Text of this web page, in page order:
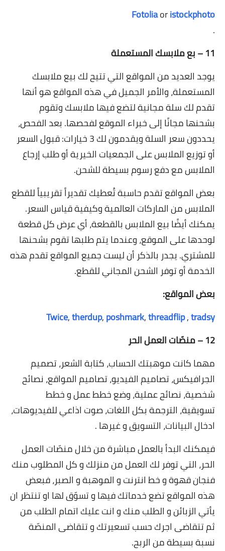
Fotoliaoristockphoto
.
11 – بع ملابسك المستعملة
يوجد العديد من المواقع التي تتيح لك بيع ملابسك
المستعملة، والأمر الجميل في هذه المواقع هو أنها
تقدم لك سلة مجانية لتضع فيها ملابسك وتقوم
بشحنها مجانًا إلى خبراء الموقع لفحصها. بعد الفحص،
يحددون سعر السلة ويقدمون لك 3 خيارات: قبول السعر
أو توزيع الملابس على الجمعيات الخيرية أو طلب إرجاع
الملابس مع دفع رسوم بسيطة للشحن.
بعض المواقع تقدم حاسبة تُعطيك تقديراً تقريبياً للقطع
الملابس من الماركات العالمية وكيفية قياس السعر.
يمكنك أيضًا بيع الملابس بالقطعة، أي عرض كل قطعة
لوحدها على الموقع، وعندما يتم طلبها تقوم بشحنها
للمشتري. يجدر بالذكر أن ليست جميع المواقع تقدم هذه
الخدمة أو توفر الشحن المجاني للقطع.
بعض المواقع:
Twice,therdup,poshmark,threadflip,tradsy
12 – منصّات العمل الحر
مهما كانت موهبتك الحساب، كتابة الشعر، تصميم
الجرافيكس، تصاميم الفيديو، تصاميم المواقع، نصائح
شخصية، نصائح عملية، وضع خطط عمل و خطط
تسويقية، الترجمة بكل اللغات، صوت اذاعي للفيديوهات،
ادخال البيانات، التسويق و غيرها .
فيمكنك البدأ بالعمل مباشرة من خلال منصّات العمل
الحر، التي توفر لك العمل من منزلك و كل المطلوب منك
فنجان قهوة و خط انترنت و الموهبة و الصبر، فبعض
هذه المواقع تضع خدماتك فيها و تسوّق لها او تنتظر ان
يأتي الزبائن و الطلب منك و انت عليك اتمام الطلب من
ثم تتقاضى اجرك حسب تسعيرتك و تتقاضى المنصّة
نسبة بسيطة من الربح.